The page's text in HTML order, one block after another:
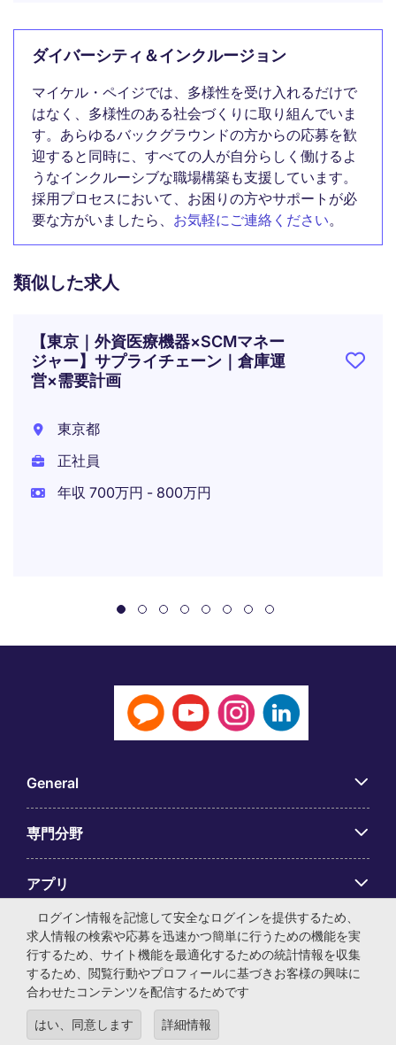
ダイバーシティ＆インクルージョン
マイケル・ペイジでは、多様性を受け入れるだけで
はなく、多様性のある社会づくりに取り組んでいま
す。あらゆるバックグラウンドの方からの応募を歓
迎すると同時に、すべての人が自分らしく働けるよ
うなインクルーシブな職場構築も支援しています。
採用プロセスにおいて、お困りの方やサポートが必
要な方がいましたら、 お気軽にご連絡ください。
類似した求人
【東京｜外資医療機器×SCMマネー
ジャー】サプライチェーン｜倉庫運
営×需要計画
東京都
正社員
年収 700万円 - 800万円
General
専門分野
アプリ
Employer Centre
© マイケル・ペイジ・インターナショナル・ジャパン株式会
ログイン情報を記憶して安全なログインを提供するため、
求人情報の検索や応募を迅速かつ簡単に行うための機能を実
行するため、サイト機能を最適化するための統計情報を収集
するため、閲覧行動やプロフィールに基づきお客様の興味に
合わせたコンテンツを配信するためです
はい、同意します 詳細情報